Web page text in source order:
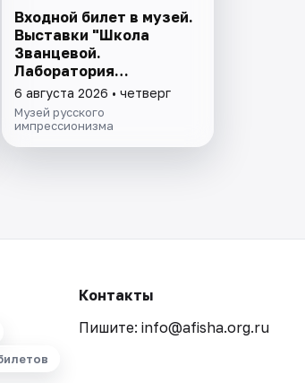
Входной билет в музей.
Выставки "Школа
Званцевой.
Лаборатория
модернизма" и
"Хрупкие причуды: от
кондитерской к музею"
6 августа 2026 • четверг
Музей русского
импрессионизма
Контакты
Пишите: info@afisha.org.ru